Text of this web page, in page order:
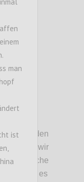
Bei den
haben wir
e
Hier ging es
man
ist